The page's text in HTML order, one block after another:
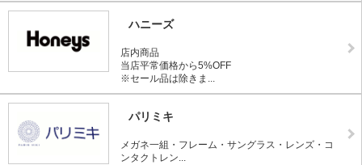
ハニーズ
店内商品
当店平常価格から5%OFF
※セール品は除きま...
パリミキ
メガネ一組・フレーム・サングラス・レンズ・コ
ンタクトレン...